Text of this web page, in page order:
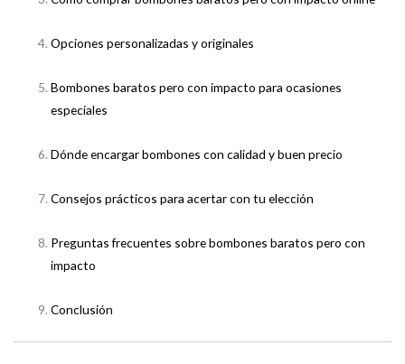
Opciones personalizadas y originales
Bombones baratos pero con impacto para ocasiones
especiales
Dónde encargar bombones con calidad y buen precio
Consejos prácticos para acertar con tu elección
Preguntas frecuentes sobre bombones baratos pero con
impacto
Conclusión